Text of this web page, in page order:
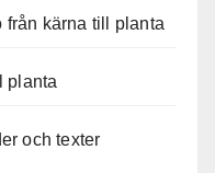
från kärna till planta
planta
och texter